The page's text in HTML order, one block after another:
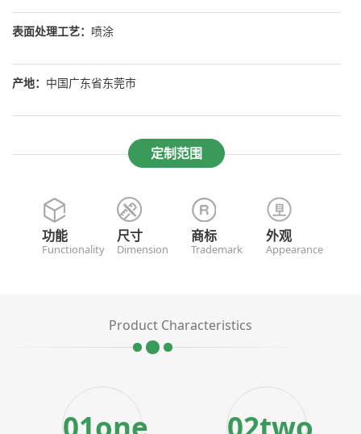
表面处理工艺： 喷涂
产地： 中国广东省东莞市
定制范围
功能
Functionality
尺寸
Dimension
商标
Trademark
外观
Appearance
Product Characteristics